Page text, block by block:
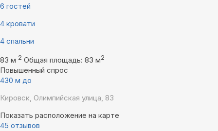
6 гостей
4 кровати
4 спальни
83 м 2 Общая площадь: 83 м2
Повышенный спрос
430 м до
Кировск, Олимпийская улица, 83
Показать расположение на карте
45 отзывов